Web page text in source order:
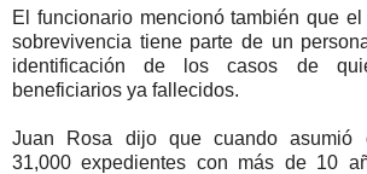
El funcionario mencionó también que
sobrevivencia tiene parte de un
identificación de los casos de
beneficiarios ya fallecidos.
Juan Rosa dijo que cuando asumió
31,000 expedientes con más de 10